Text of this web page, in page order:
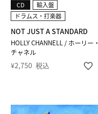
HOLLY CHANNELL / ホーリー・
チャネル
NOT JUST A STANDARD
CD
輸入盤
ドラムス・打楽器
¥2,750 税込